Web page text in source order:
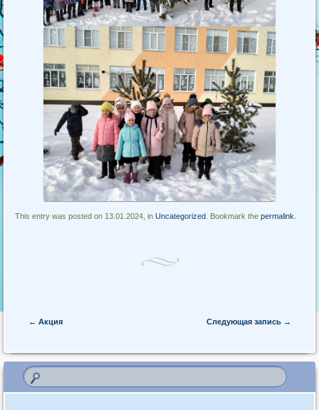
This entry was posted on 13.01.2024, inUncategorized . Bookmark thepermalink
Post navigation
← Акция Следующая запись →